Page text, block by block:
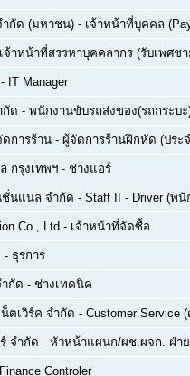
กัด (มหาชน) - เจ้าหน้าที่บุคคล
เจ้าหน้าที่สรรหาบุคคลากร (รับเพศช
- IT Manager
กัด - พนักงานขับรถส่งของ(รถกระบะ
ดการร้าน - ผู้จัดการร้านฝึกหัด (ประ
กรุงเทพฯ - ช่างแอร์
ชั่นแนล จำกัด - Staff II - Driver (พ
Co., Ltd - เจ้าหน้าที่จัดซื้อ
- ธุรการ
กัด - ช่างเทคนิค
ตเวิร์ค จำกัด - Customer Service
จำกัด - หัวหน้าแผนก/ผช.ผจก. ฝ่า
Finance Controler